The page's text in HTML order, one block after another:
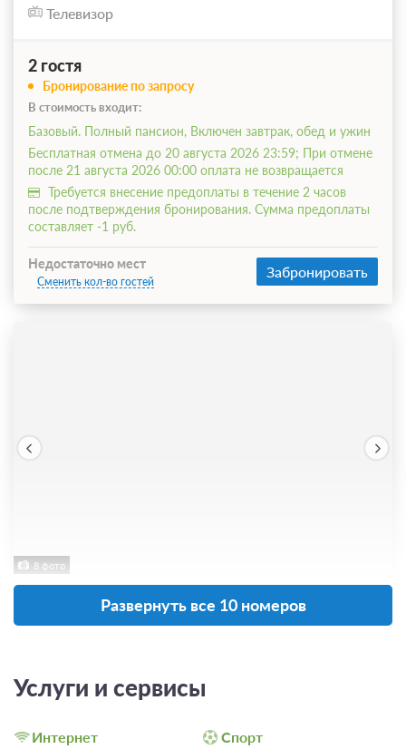
Телевизор
2 гостя
Бронирование по запросу
В стоимость входит:
Базовый. Полный пансион, Включен завтрак, обед и ужин
Бесплатная отмена до 20 августа 2026 23:59; При отмене
после 21 августа 2026 00:00 оплата не возвращается
Требуется внесение предоплаты в течение 2 часов
после подтверждения бронирования. Сумма предоплаты
составляет -1 руб.
Недостаточно мест
Сменить кол-во гостей
Забронировать
8 фото
Номер категории «Семейный
двухкомнатный»
Подробнее
3 гостя
В стоимость входит:
Развернуть все 10 номеров
Услуги и сервисы
Интернет Спорт